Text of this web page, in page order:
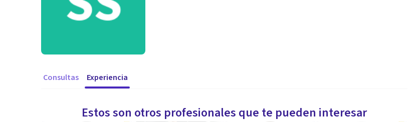
Consultas Experiencia
Estos son otros profesionales que te pueden interesar